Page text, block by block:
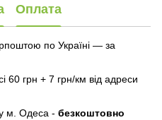
Оплата
по Україні — за
60 грн + 7 грн/км від адреси
м. Одеса - безкоштовно